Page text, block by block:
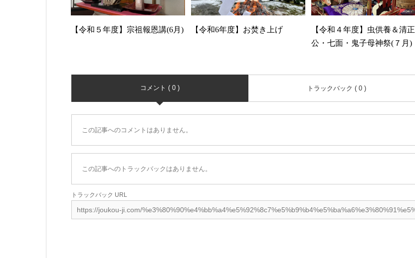
【令和５年度】宗祖報恩講(6月) 【令和6年度】お焚き上げ
【令和４年度】虫供養＆清正
公・七面・鬼子母神祭(７月)
コメント ( 0 ) トラックバック ( 0 )
この記事へのコメントはありません。
この記事へのトラックバックはありません。
トラックバック URL